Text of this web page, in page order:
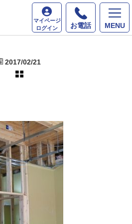
MENU
お電話
マイページ
ログイン
2017/02/21